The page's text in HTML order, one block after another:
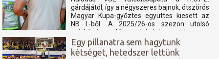
gárdájától, így a négyszeres bajnok, ötszörös
Magyar Kupa-győztes együttes kiesett az
NB I.-ből. A 2025/26-os szezon utolsó
mérkőzése előtt tudni lehetett, hogy a
Haladás számára még...
Egy pillanatra sem hagytunk
kétséget, hetedszer lettünk